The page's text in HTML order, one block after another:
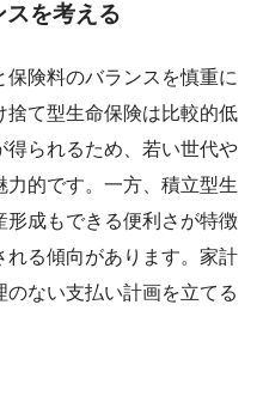
を考える
険料のバランスを慎重に
て型生命保険は比較的低
られるため、若い世代や
的です。一方、積立型生
成もできる便利さが特徴
れる傾向があります。家計
ない支払い計画を立てる